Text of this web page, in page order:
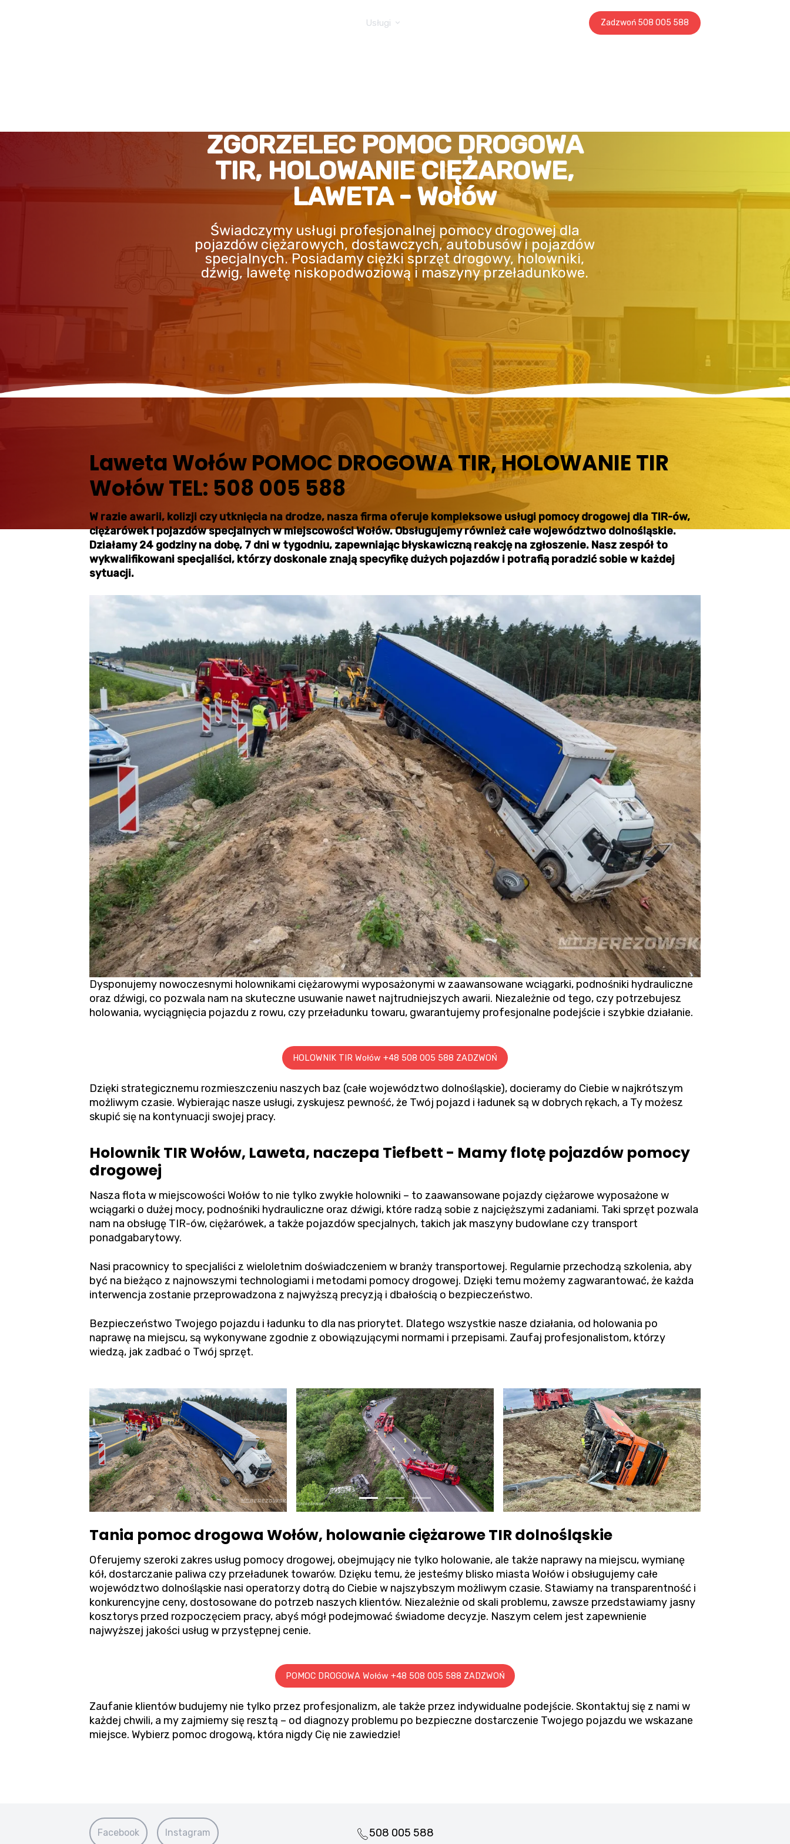
Zadzwoń 508 005 588
Usługi
ZGORZELEC POMOC DROGOWA
TIR, HOLOWANIE CIĘŻAROWE,
LAWETA - Wołów
Świadczymy usługi profesjonalnej pomocy drogowej dla
pojazdów ciężarowych, dostawczych, autobusów i pojazdów
specjalnych. Posiadamy ciężki sprzęt drogowy, holowniki,
dźwig, lawetę niskopodwoziową i maszyny przeładunkowe.
Laweta Wołów POMOC DROGOWA TIR, HOLOWANIE TIR
Wołów TEL: 508 005 588
W razie awarii, kolizji czy utknięcia na drodze, nasza firma oferuje kompleksowe usługi pomocy drogowej dla TIR-ów,
ciężarówek i pojazdów specjalnych w miejscowości Wołów. Obsługujemy również całe województwo dolnośląskie.
Działamy 24 godziny na dobę, 7 dni w tygodniu, zapewniając błyskawiczną reakcję na zgłoszenie. Nasz zespół to
wykwalifikowani specjaliści, którzy doskonale znają specyfikę dużych pojazdów i potrafią poradzić sobie w każdej
sytuacji.
Dysponujemy nowoczesnymi holownikami ciężarowymi wyposażonymi w zaawansowane wciągarki, podnośniki hydrauliczne
oraz dźwigi, co pozwala nam na skuteczne usuwanie nawet najtrudniejszych awarii. Niezależnie od tego, czy potrzebujesz
holowania,wyciągnięcia pojazdu z rowu, czy przeładunku towaru, gwarantujemy profesjonalne podejście i szybkie działanie.
HOLOWNIK TIR Wołów +48 508 005 588 ZADZWOŃ
Dzięki strategicznemu rozmieszczeniu naszych baz (całe województwo dolnośląskie), docieramy do Ciebie w najkrótszym
możliwym czasie. Wybierając nasze usługi, zyskujesz pewność, że Twój pojazd i ładunek są w dobrych rękach, a Ty możesz
skupić się na kontynuacji swojej pracy.
Holownik TIR Wołów, Laweta, naczepa Tiefbett - Mamy flotę pojazdów pomocy
drogowej
Nasza flota w miejscowości Wołów to nie tylko zwykłe holowniki – to zaawansowane pojazdy ciężarowe wyposażone w
wciągarki o dużej mocy, podnośniki hydrauliczne oraz dźwigi, które radzą sobie z najcięższymi zadaniami. Taki sprzęt pozwala
nam na obsługę TIR-ów, ciężarówek, a także pojazdów specjalnych, takich jak maszyny budowlane czy transport
ponadgabarytowy.
Nasi pracownicy to specjaliści z wieloletnim doświadczeniem w branży transportowej. Regularnie przechodzą szkolenia, aby
być na bieżąco z najnowszymi technologiami i metodami pomocy drogowej. Dzięki temu możemy zagwarantować, że każda
interwencja zostanie przeprowadzona z najwyższą precyzją i dbałością o bezpieczeństwo.
Bezpieczeństwo Twojego pojazdu i ładunku to dla nas priorytet. Dlatego wszystkie nasze działania, od holowania po
naprawę na miejscu, są wykonywane zgodnie z obowiązującymi normami i przepisami. Zaufaj profesjonalistom, którzy
wiedzą, jak zadbać o Twój sprzęt.
Tania pomoc drogowa Wołów, holowanie ciężarowe TIR dolnośląskie
Oferujemy szeroki zakres usług pomocy drogowej, obejmujący nie tylko holowanie, ale także naprawy na miejscu, wymianę
kół, dostarczanie paliwa czy przeładunek towarów. Dzięku temu, że jesteśmy blisko miasta Wołów i obsługujemy całe
województwo dolnośląskie nasi operatorzy dotrą do Ciebie w najszybszym możliwym czasie. Stawiamy na transparentność i
konkurencyjne ceny, dostosowane do potrzeb naszych klientów. Niezależnie od skali problemu, zawsze przedstawiamy jasny
kosztorys przed rozpoczęciem pracy, abyś mógł podejmować świadome decyzje. Naszym celem jest zapewnienie
najwyższej jakości usług w przystępnej cenie.
POMOC DROGOWA Wołów +48 508 005 588 ZADZWOŃ
Zaufanie klientów budujemy nie tylko przez profesjonalizm, ale także przez indywidualne podejście. Skontaktuj się z nami w
każdej chwili, a my zajmiemy się resztą – od diagnozy problemu po bezpieczne dostarczenie Twojego pojazdu we wskazane
miejsce. Wybierz pomoc drogową, która nigdy Cię nie zawiedzie!
Facebook Instagram 508 005 588